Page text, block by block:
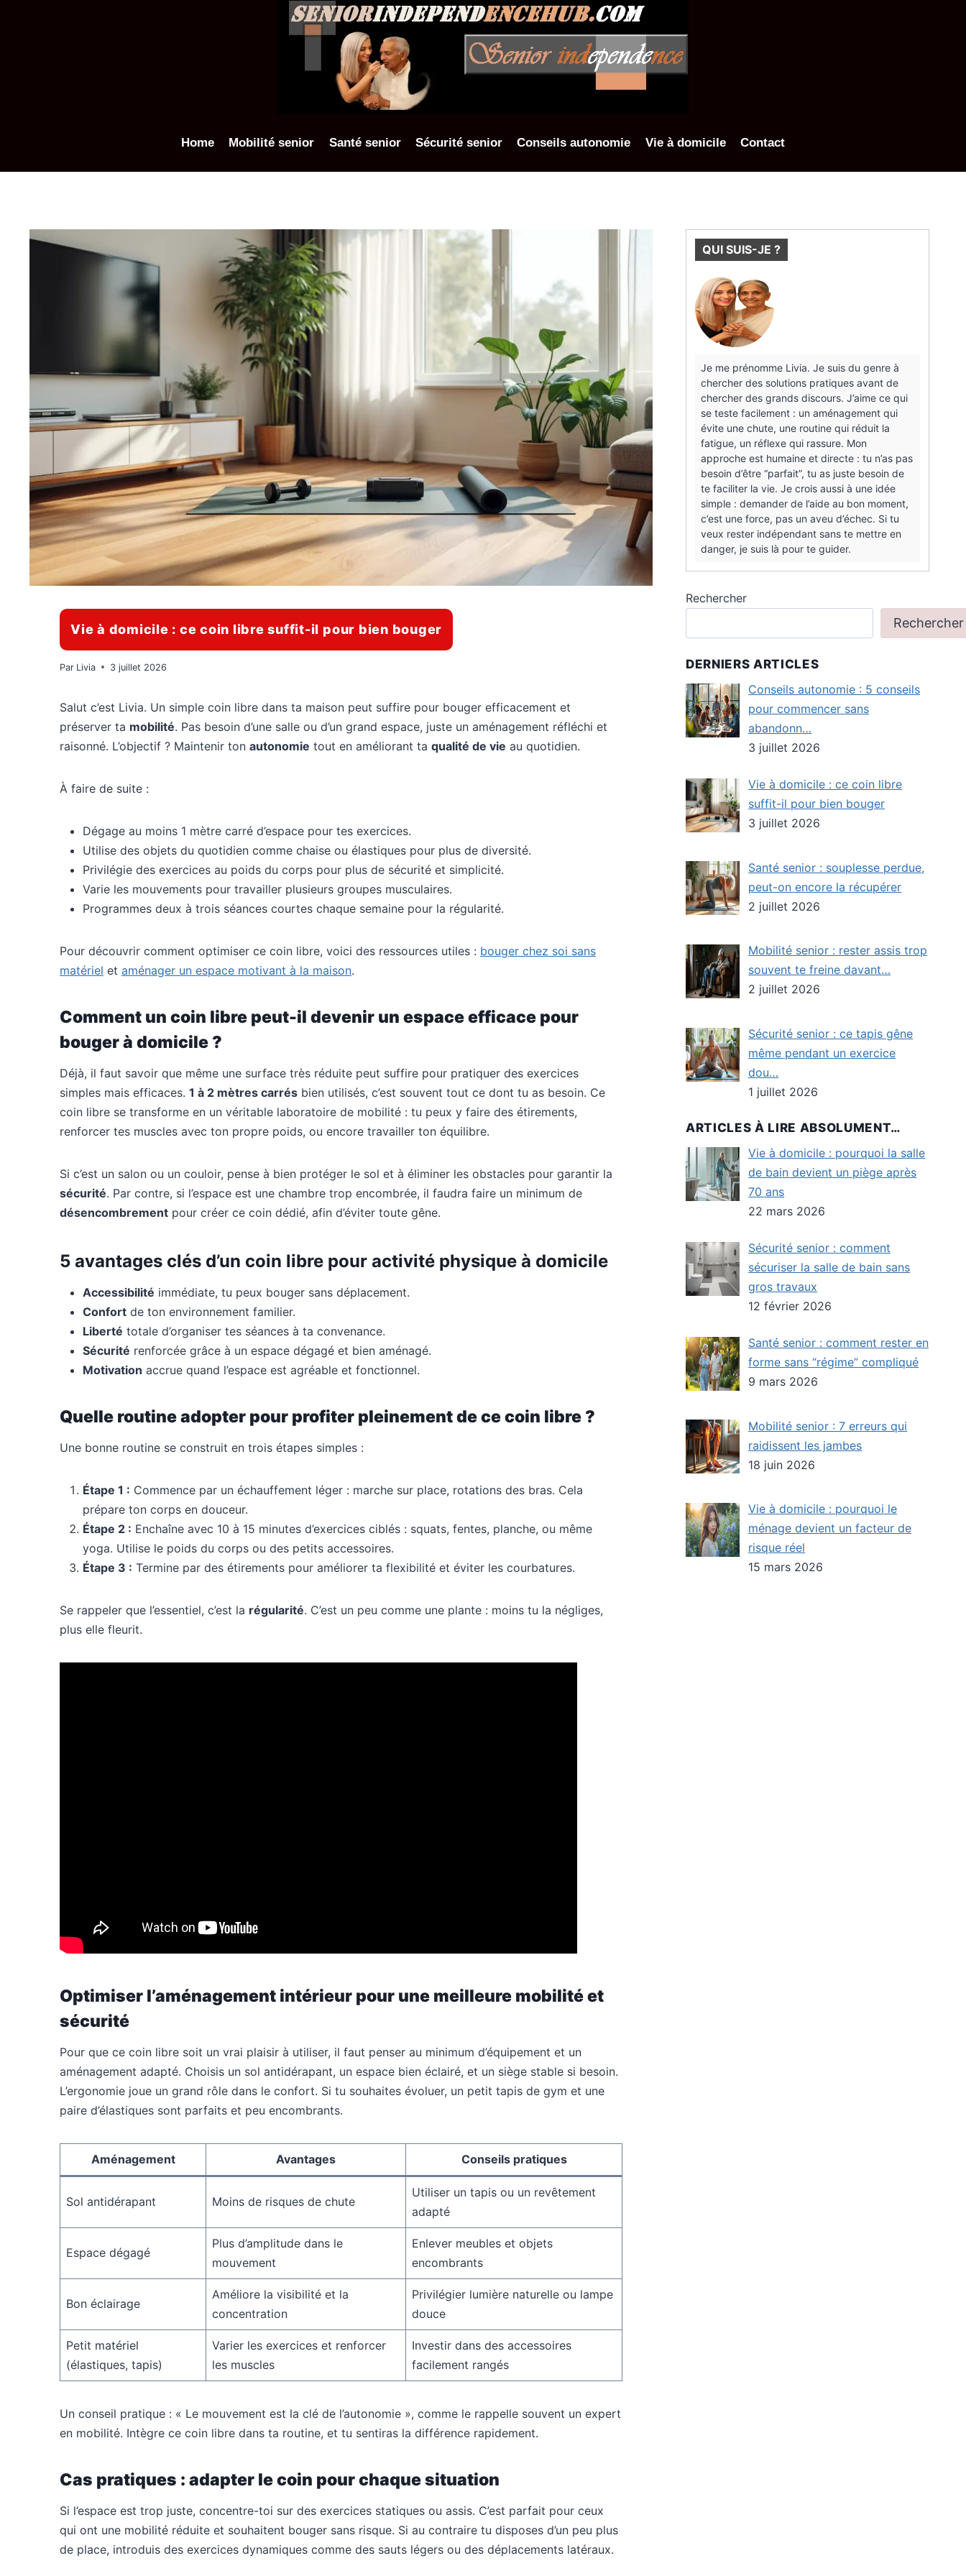
Home Mobilité senior Santé senior Sécurité senior Conseils autonomie Vie à domicile Contact
Vie à domicile : ce coin libre suffit-il pour bien bouger
Par Livia 3 juillet 2026
Salut c’est Livia. Un simple coin libre dans ta maison peut suffire pour bouger efficacement et
préserver ta mobilité. Pas besoin d’une salle ou d’un grand espace, juste un aménagement réfléchi et
raisonné. L’objectif ? Maintenir ton autonomie tout en améliorant ta qualité de vie au quotidien.
À faire de suite :
Dégage au moins 1 mètre carré d’espace pour tes exercices.
Utilise des objets du quotidien comme chaise ou élastiques pour plus de diversité.
Privilégie des exercices au poids du corps pour plus de sécurité et simplicité.
Varie les mouvements pour travailler plusieurs groupes musculaires.
Programmes deux à trois séances courtes chaque semaine pour la régularité.
Pour découvrir comment optimiser ce coin libre, voici des ressources utiles : bouger chez soi sans
matériel et aménager un espace motivant à la maison.
Comment un coin libre peut-il devenir un espace efficace pour
bouger à domicile ?
Déjà, il faut savoir que même une surface très réduite peut suffire pour pratiquer des exercices
simples mais efficaces. 1 à 2 mètres carrés bien utilisés, c’est souvent tout ce dont tu as besoin. Ce
coin libre se transforme en un véritable laboratoire de mobilité : tu peux y faire des étirements,
renforcer tes muscles avec ton propre poids, ou encore travailler ton équilibre.
Si c’est un salon ou un couloir, pense à bien protéger le sol et à éliminer les obstacles pour garantir la
sécurité. Par contre, si l’espace est une chambre trop encombrée, il faudra faire un minimum de
désencombrement pour créer ce coin dédié, afin d’éviter toute gêne.
5 avantages clés d’un coin libre pour activité physique à domicile
Accessibilité immédiate, tu peux bouger sans déplacement.
Confort de ton environnement familier.
Liberté totale d’organiser tes séances à ta convenance.
Sécurité renforcée grâce à un espace dégagé et bien aménagé.
Motivation accrue quand l’espace est agréable et fonctionnel.
Quelle routine adopter pour profiter pleinement de ce coin libre ?
Une bonne routine se construit en trois étapes simples :
Étape 1 : Commence par un échauffement léger : marche sur place, rotations des bras. Cela
prépare ton corps en douceur.
Étape 2 : Enchaîne avec 10 à 15 minutes d’exercices ciblés : squats, fentes, planche, ou même
yoga. Utilise le poids du corps ou des petits accessoires.
Étape 3 : Termine par des étirements pour améliorer ta flexibilité et éviter les courbatures.
Se rappeler que l’essentiel, c’est la régularité. C’est un peu comme une plante : moins tu la négliges,
plus elle fleurit.
Optimiser l’aménagement intérieur pour une meilleure mobilité et
sécurité
Pour que ce coin libre soit un vrai plaisir à utiliser, il faut penser au minimum d’équipement et un
aménagement adapté. Choisis un sol antidérapant, un espace bien éclairé, et un siège stable si besoin.
L’ergonomie joue un grand rôle dans le confort. Si tu souhaites évoluer, un petit tapis de gym et une
paire d’élastiques sont parfaits et peu encombrants.
Aménagement Avantages Conseils pratiques
Sol antidérapant Moins de risques de chute
Utiliser un tapis ou un revêtement
adapté
Espace dégagé
Plus d’amplitude dans le
mouvement
Enlever meubles et objets
encombrants
Bon éclairage
Améliore la visibilité et la
concentration
Privilégier lumière naturelle ou lampe
douce
Petit matériel
(élastiques, tapis)
Varier les exercices et renforcer
les muscles
Investir dans des accessoires
facilement rangés
Un conseil pratique : « Le mouvement est la clé de l’autonomie », comme le rappelle souvent un expert
en mobilité. Intègre ce coin libre dans ta routine, et tu sentiras la différence rapidement.
Cas pratiques : adapter le coin pour chaque situation
Si l’espace est trop juste, concentre-toi sur des exercices statiques ou assis. C’est parfait pour ceux
qui ont une mobilité réduite et souhaitent bouger sans risque. Si au contraire tu disposes d’un peu plus
de place, introduis des exercices dynamiques comme des sauts légers ou des déplacements latéraux.
QUI SUIS-JE ?
Je me prénomme Livia. Je suis du genre à
chercher des solutions pratiques avant de
chercher des grands discours. J’aime ce qui
se teste facilement : un aménagement qui
évite une chute, une routine qui réduit la
fatigue, un réflexe qui rassure. Mon
approche est humaine et directe : tu n’as pas
besoin d’être “parfait”, tu as juste besoin de
te faciliter la vie. Je crois aussi à une idée
simple : demander de l’aide au bon moment,
c’est une force, pas un aveu d’échec. Si tu
veux rester indépendant sans te mettre en
danger, je suis là pour te guider.
Rechercher
Rechercher
DERNIERS ARTICLES
Conseils autonomie : 5 conseils
pour commencer sans
abandonn…
3 juillet 2026
Vie à domicile : ce coin libre
suffit-il pour bien bouger
3 juillet 2026
Santé senior : souplesse perdue,
peut-on encore la récupérer
2 juillet 2026
Mobilité senior : rester assis trop
souvent te freine davant…
2 juillet 2026
Sécurité senior : ce tapis gêne
même pendant un exercice
dou…
1 juillet 2026
ARTICLES À LIRE ABSOLUMENT…
Vie à domicile : pourquoi la salle
de bain devient un piège après
70 ans
22 mars 2026
Sécurité senior : comment
sécuriser la salle de bain sans
gros travaux
12 février 2026
Santé senior : comment rester en
forme sans “régime” compliqué
9 mars 2026
Mobilité senior : 7 erreurs qui
raidissent les jambes
18 juin 2026
Vie à domicile : pourquoi le
ménage devient un facteur de
risque réel
15 mars 2026